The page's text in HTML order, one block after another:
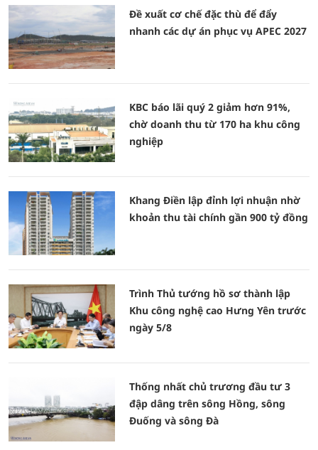
Đề xuất cơ chế đặc thù để đẩy
nhanh các dự án phục vụ APEC 2027
KBC báo lãi quý 2 giảm hơn 91%,
chờ doanh thu từ 170 ha khu công
nghiệp
Khang Điền lập đỉnh lợi nhuận nhờ
khoản thu tài chính gần 900 tỷ đồng
Trình Thủ tướng hồ sơ thành lập
Khu công nghệ cao Hưng Yên trước
ngày 5/8
Thống nhất chủ trương đầu tư 3
đập dâng trên sông Hồng, sông
Đuống và sông Đà